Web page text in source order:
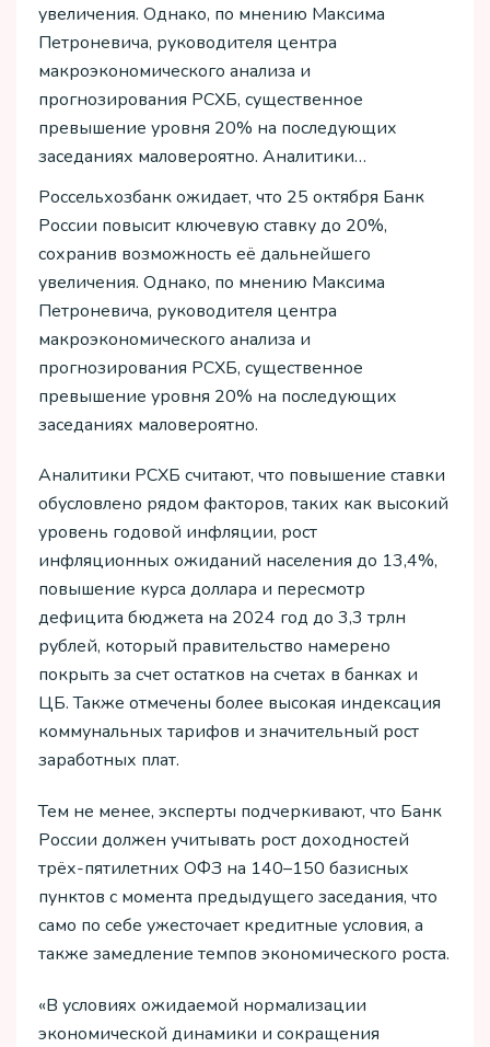
увеличения. Однако, по мнению Максима
Петроневича, руководителя центра
макроэкономического анализа и
прогнозирования РСХБ, существенное
превышение уровня 20% на последующих
заседаниях маловероятно. Аналитики…
Россельхозбанк ожидает, что 25 октября Банк
России повысит ключевую ставку до 20%,
сохранив возможность её дальнейшего
увеличения. Однако, по мнению Максима
Петроневича, руководителя центра
макроэкономического анализа и
прогнозирования РСХБ, существенное
превышение уровня 20% на последующих
заседаниях маловероятно.
Аналитики РСХБ считают, что повышение ставки
обусловлено рядом факторов, таких как высокий
уровень годовой инфляции, рост
инфляционных ожиданий населения до 13,4%,
повышение курса доллара и пересмотр
дефицита бюджета на 2024 год до 3,3 трлн
рублей, который правительство намерено
покрыть за счет остатков на счетах в банках и
ЦБ. Также отмечены более высокая индексация
коммунальных тарифов и значительный рост
заработных плат.
Тем не менее, эксперты подчеркивают, что Банк
России должен учитывать рост доходностей
трёх-пятилетних ОФЗ на 140–150 базисных
пунктов с момента предыдущего заседания, что
само по себе ужесточает кредитные условия, а
также замедление темпов экономического роста.
«В условиях ожидаемой нормализации
экономической динамики и сокращения